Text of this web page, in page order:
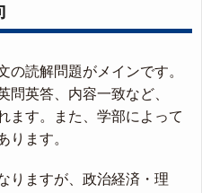
の読解問題がメインです。
問英答、内容一致など、
ます。また、学部によって
ります。
りますが、政治経済・理